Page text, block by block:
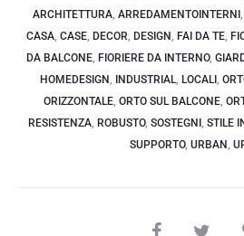
ARCHITETTURA, ARREDAMENTOINTERNI ,
CASA, CASE, DECOR, DESIGN, FAI DA TE,
DA BALCONE, FIORIERE DA INTERNO,
HOMEDESIGN, INDUSTRIAL, LOCALI,
ORIZZONTALE, ORTO SUL BALCONE,
RESISTENZA, ROBUSTO, SOSTEGNI , STILE
SUPPORTO, URBAN,
SHARE